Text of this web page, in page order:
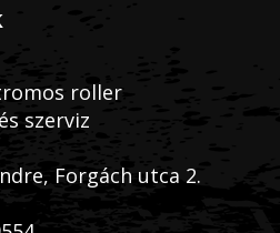
roller
szerviz
Forgách utca 2.